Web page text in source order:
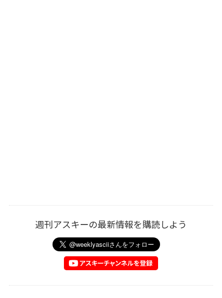
週刊アスキーの最新情報を購読しよう